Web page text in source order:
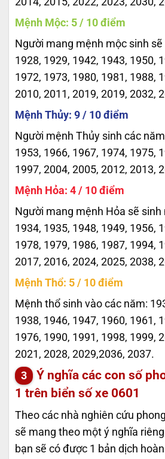
Mệnh Mộc: 5 / 10 điểm
Người mang mệnh mộc sinh
1928, 1929, 1942, 1943, 1950,
1972, 1973, 1980, 1981, 1988,
2010, 2011, 2019, 2019, 2032,
Mệnh Thủy: 9 / 10 điểm
Người mệnh Thủy sinh các
1953, 1966, 1967, 1974, 1975,
1997, 2004, 2005, 2012, 2013,
Mệnh Hỏa: 4 / 10 điểm
Người mang mệnh Hỏa sẽ sinh
1934, 1935, 1948, 1949, 1956,
1978, 1979, 1986, 1987, 1994,
2017, 2016, 2024, 2025, 2038,
Mệnh Thổ: 5 / 10 điểm
Mệnh thổ sinh vào các năm:
1938, 1946, 1947, 1960, 1961,
1976, 1990, 1991, 1998, 1999,
2021, 2028, 2029,2036, 2037.
Ý nghĩa các con số
1 trên biển số xe 0601
Theo các nhà nghiên cứu
sẽ mang theo một ý nghĩa
bạn sẽ có được 1 bản dịch